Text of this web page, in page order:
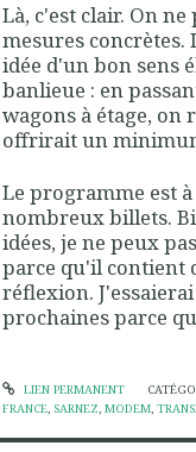
Là, c'est clair. On
mesures
idée d'un bon sens
banlieue : en
wagons à étage,
offrirait un
Le programme est
nombreux billets.
idées, je ne peux
parce qu'il contient
réflexion.
prochaines parce
LIEN PERMANENT
FRANCE, SARNEZ, MODEM,